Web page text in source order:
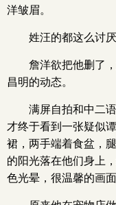
洋皱眉。
姓汪的都这么讨厌
詹洋欲把他删了
昌明的动态。
满屏自拍和中二
才终于看到一张疑似
裙，两手端着食盆，
的阳光落在他们身上
色光晕，很温馨的画面